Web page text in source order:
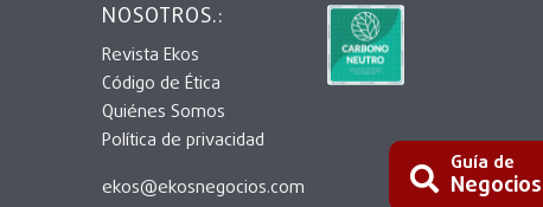
Guía de
NOSOTROS.:
Revista Ekos
Código de Ética
Quiénes Somos
Política de privacidad
ekos@ekosnegocios.com